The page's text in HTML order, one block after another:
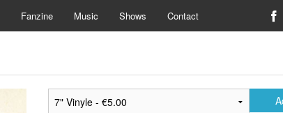
Fanzine Music Shows Contact